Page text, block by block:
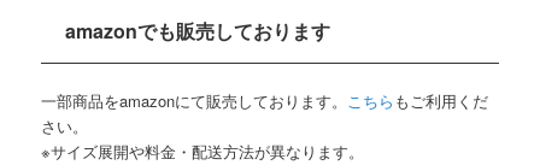
amazonでも販売しております
一部商品をamazonにて販売しております。 こちら もご利用くだ
さい。
※サイズ展開や料金・配送方法が異なります。